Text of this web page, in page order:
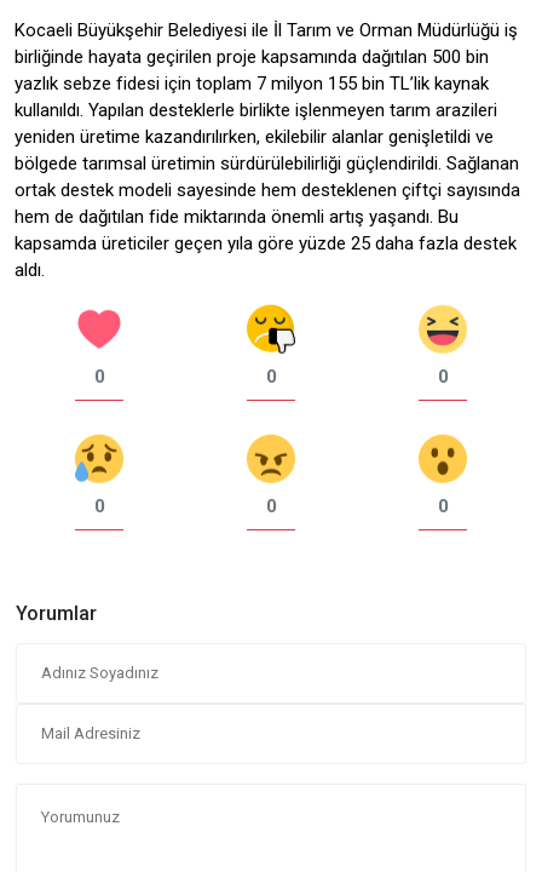
Kocaeli Büyükşehir Belediyesi ile İl Tarım ve Orman Müdürlüğü iş
birliğinde hayata geçirilen proje kapsamında dağıtılan 500 bin
yazlık sebze fidesi için toplam 7 milyon 155 bin TL’lik kaynak
kullanıldı. Yapılan desteklerle birlikte işlenmeyen tarım arazileri
yeniden üretime kazandırılırken, ekilebilir alanlar genişletildi ve
bölgede tarımsal üretimin sürdürülebilirliği güçlendirildi. Sağlanan
ortak destek modeli sayesinde hem desteklenen çiftçi sayısında
hem de dağıtılan fide miktarında önemli artış yaşandı. Bu
kapsamda üreticiler geçen yıla göre yüzde 25 daha fazla destek
aldı.
0 0 0
0 0 0
Yorumlar